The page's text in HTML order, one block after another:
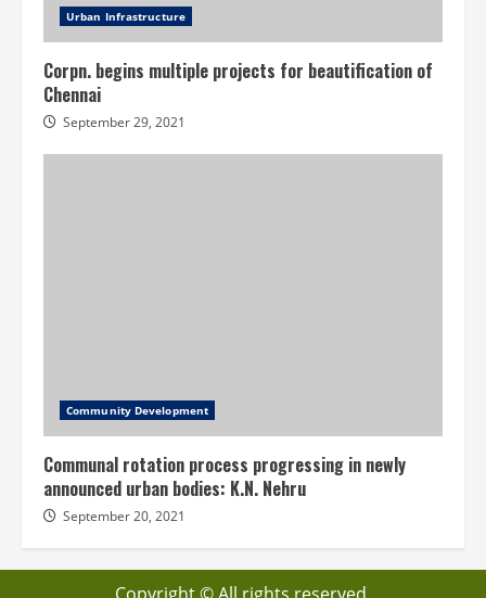
Urban Infrastructure
Corpn. begins multiple projects for beautification of
Chennai
September 29, 2021
Community Development
Communal rotation process progressing in newly
announced urban bodies: K.N. Nehru
September 20, 2021